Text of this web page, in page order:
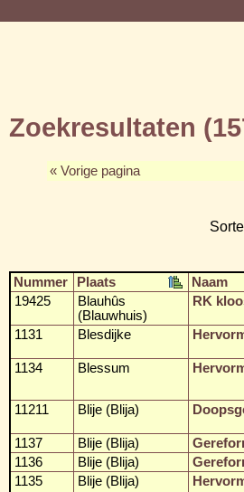
Zoekresultaten
« Vorige pagina
Nummer Plaats Naam
19425
Blauhûs
(Blauwhuis)
RK
1131 Blesdijke
1134 Blessum
11211 Blije (Blija)
1137 Blije (Blija)
1136
Blije (Blija)
1135
Blije (Blija)